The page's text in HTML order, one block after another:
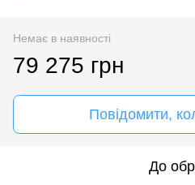
Немає в наявності
79 275 грн
Повідомити,
До